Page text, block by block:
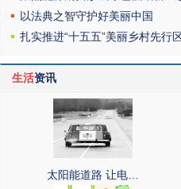
以法典之智守护好美丽中国
扎实推进“十五五”美丽乡村先行
生活资讯
太阳能道路 让电…